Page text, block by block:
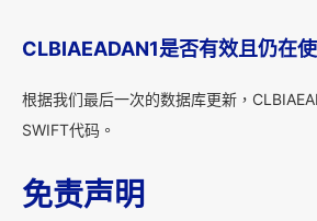
CLBIAEADAN1是否有效且仍在
根据我们最后一次的数据库更新，
SWIFT代码。
免责声明